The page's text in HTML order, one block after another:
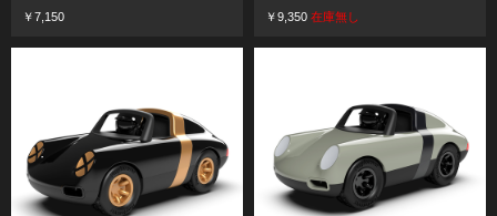
￥7,150 ￥9,350 在庫無し